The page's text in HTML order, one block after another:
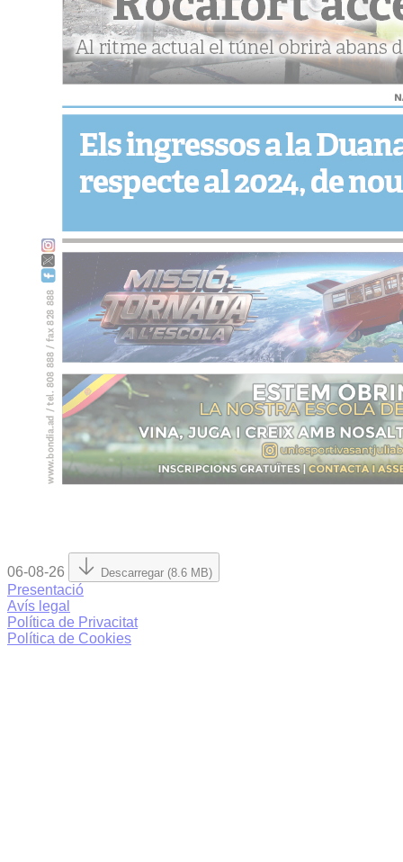
06-08-26 Descarregar (8.6 MB)
Presentació
Avís legal
Política de Privacitat
Política de Cookies